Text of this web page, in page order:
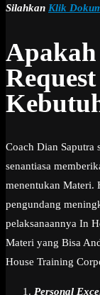
Silahkan Klik
Coach Dian Saputra
senantiasa
menentukan Materi.
pengundang
pelaksanaannya In
Materi yang Bisa
House Training
Personal